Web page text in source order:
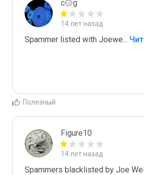
c۞g
14 лет назад
Spammer listed with Joewe...
Полезный
Figure10
14 лет назад
Spammers blacklisted by Joe